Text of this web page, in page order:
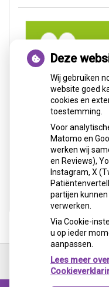
de
Deze
Wij gebruiken
website goed
cookies en
toestemming.
Voor
Matomo en
werken wij
en Reviews),
Instagram, X
partijen
verwerken.
Via Cookie-
u op ieder
aanpassen.
Lees meer